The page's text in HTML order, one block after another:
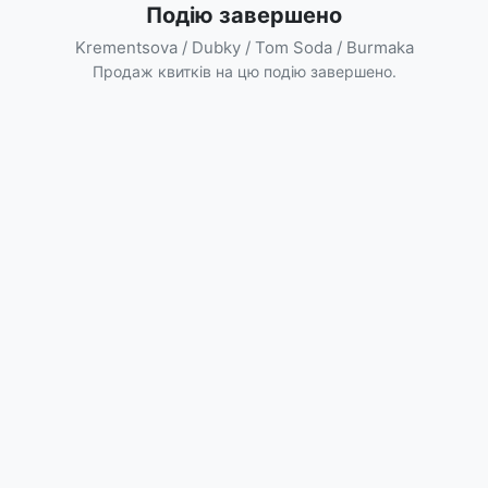
Подію завершено
Krementsova / Dubky / Tom Soda / Burmaka
Продаж квитків на цю подію завершено.